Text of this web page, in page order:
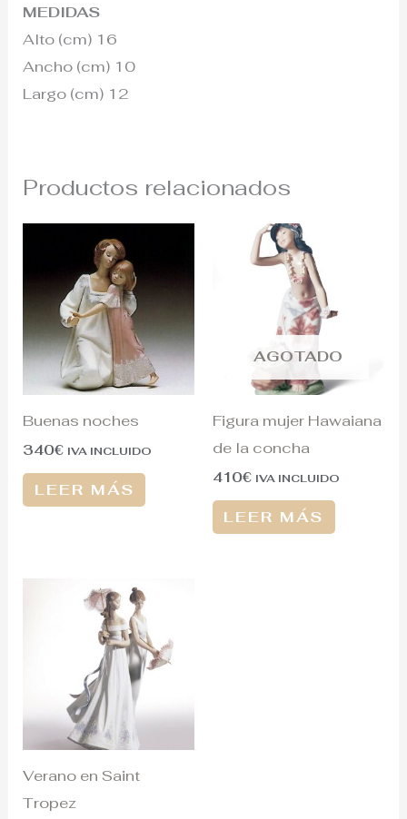
MEDIDAS
Alto (cm) 16
Ancho (cm) 10
Largo (cm) 12
Productos relacionados
Buenas noches
340€ IVA INCLUIDO
LEER MÁS
AGOTADO
Figura mujer Hawaiana
de la concha
410€ IVA INCLUIDO
LEER MÁS
Verano en Saint
Tropez